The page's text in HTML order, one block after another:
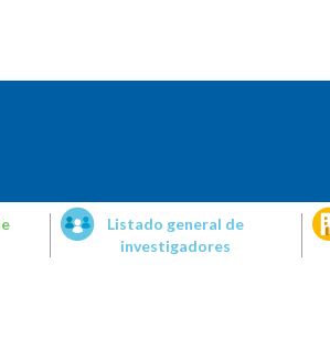
Listado general de
investigadores